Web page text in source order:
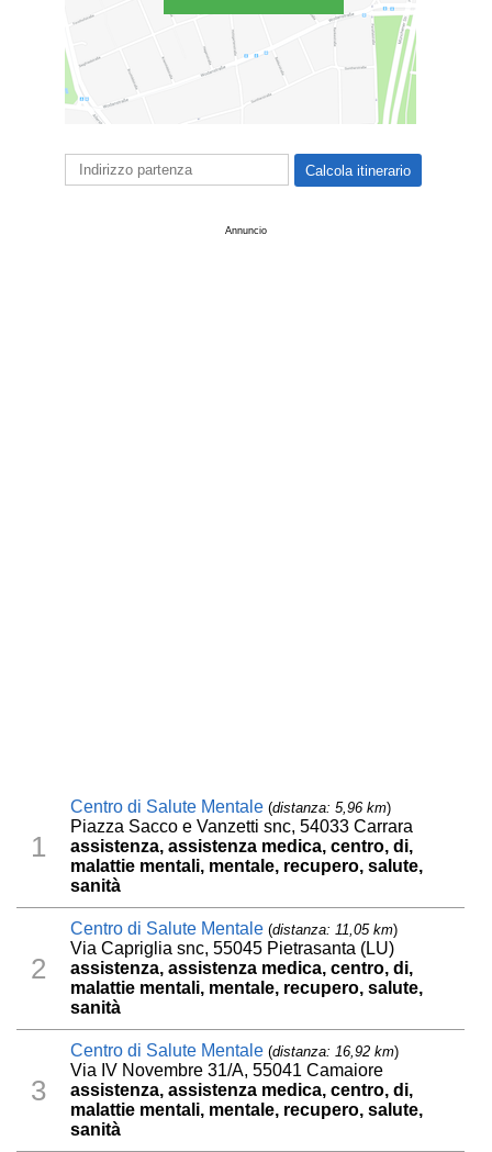
Annuncio
1
Centro di Salute Mentale (distanza: 5,96 km)
Piazza Sacco e Vanzetti snc, 54033 Carrara
assistenza, assistenza medica, centro, di,
malattie mentali, mentale, recupero, salute,
sanità
2
Centro di Salute Mentale (distanza: 11,05 km)
Via Capriglia snc, 55045 Pietrasanta (LU)
assistenza, assistenza medica, centro, di,
malattie mentali, mentale, recupero, salute,
sanità
3
Centro di Salute Mentale (distanza: 16,92 km)
Via IV Novembre 31/A, 55041 Camaiore
assistenza, assistenza medica, centro, di,
malattie mentali, mentale, recupero, salute,
sanità